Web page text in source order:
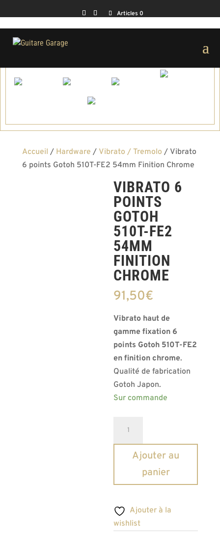
Articles 0
Accueil / Hardware / Vibrato / Tremolo / Vibrato
6 points Gotoh 510T-FE2 54mm Finition Chrome
VIBRATO 6
POINTS
GOTOH
510T-FE2
54MM
FINITION
CHROME
91,50€
Vibrato haut de
gamme fixation 6
points Gotoh 510T-FE2
en finition chrome.
Qualité de fabrication
Gotoh Japon.
Sur commande
Vibrato
FE2
54mm
Ajouter au
panier
Ajouter à la
wishlist